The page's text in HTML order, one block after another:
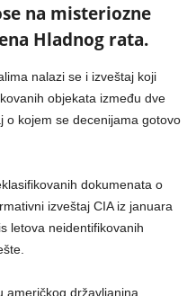
na misteriozne
Hladnog rata.
nalazi se i izveštaj koji
objekata između dve
o kojem se decenijama gotovo
dokumenata o
izveštaj CIA iz januara
letova neidentifikovanih
američkog državljanina